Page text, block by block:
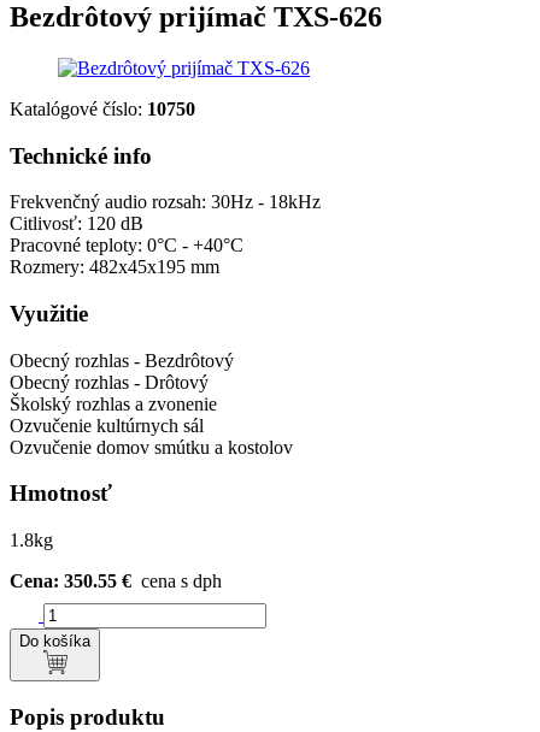
Bezdrôtový prijímač TXS-626
Katalógové číslo: 10750
Technické info
Frekvenčný audio rozsah: 30Hz - 18kHz
Citlivosť: 120 dB
Pracovné teploty: 0°C - +40°C
Rozmery: 482x45x195 mm
Využitie
Obecný rozhlas - Bezdrôtový
Obecný rozhlas - Drôtový
Školský rozhlas a zvonenie
Ozvučenie kultúrnych sál
Ozvučenie domov smútku a kostolov
Hmotnosť
1.8kg
Cena: 350.55 € cena s dph
Do košíka
Popis produktu